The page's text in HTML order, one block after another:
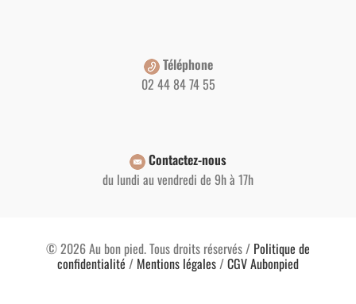
Téléphone
02 44 84 74 55
Contactez-nous
du lundi au vendredi de 9h à 17h
© 2026 Au bon pied. Tous droits réservés / Politique de
confidentialité / Mentions légales/CGV Aubonpied